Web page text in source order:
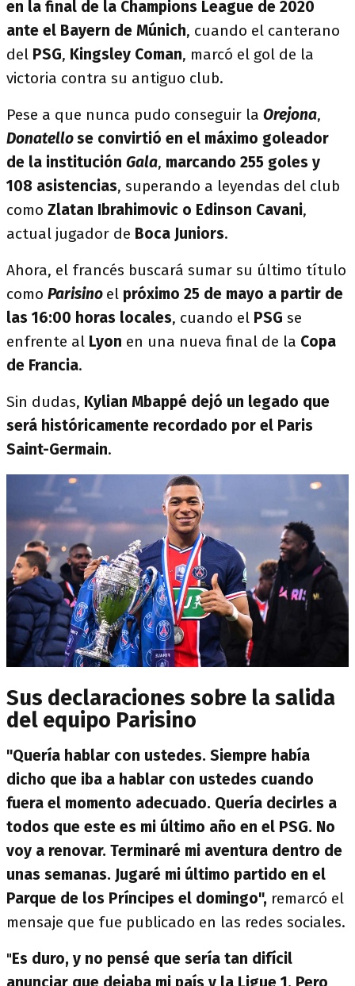
en la final de la Champions League de 2020
ante el Bayern de Múnich, cuando el canterano
del PSG, Kingsley Coman, marcó el gol de la
victoria contra su antiguo club.
Pese a que nunca pudo conseguir la Orejona,
Donatellose convirtió en el máximo goleador
de la institución Gala, marcando 255 goles y
108 asistencias, superando a leyendas del club
como Zlatan Ibrahimovic o Edinson Cavani,
actual jugador de Boca Juniors.
Ahora, el francés buscará sumar su último título
como Parisino el próximo 25 de mayo a partir de
las 16:00 horas locales, cuando el PSG se
enfrente al Lyon en una nueva final de la Copa
de Francia.
Sin dudas, Kylian Mbappé dejó un legado que
será históricamente recordado por el Paris
Saint-Germain.
Sus declaraciones sobre la salida
del equipo Parisino
"Quería hablar con ustedes. Siempre había
dicho que iba a hablar con ustedes cuando
fuera el momento adecuado. Quería decirles a
todos que este es mi último año en el PSG. No
voy a renovar. Terminaré mi aventura dentro de
unas semanas. Jugaré mi último partido en el
Parque de los Príncipes el domingo", remarcó el
mensaje que fue publicado en las redes sociales.
"Es duro, y no pensé que sería tan difícil
anunciar que dejaba mi país y la Ligue 1. Pero